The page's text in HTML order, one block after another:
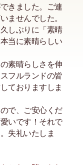
きました。ご連
ませんでした。
しぶりに「素晴
当に素晴らしい
素晴らしさを伸
フルランドの皆
ておりますしま
で、ご安心くだ
いです！それで
失礼いたしま